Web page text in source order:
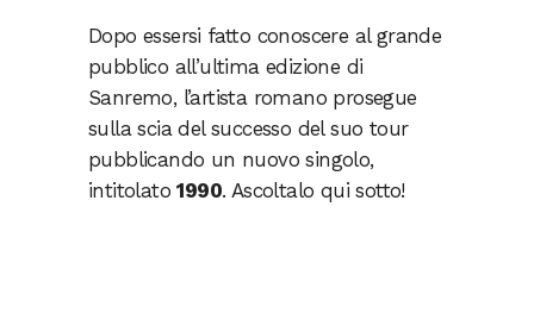
Dopo essersi fatto conoscere al grande
pubblico all’ultima edizione di
Sanremo, l’artista romano prosegue
sulla scia del successo del suo tour
pubblicando un nuovo singolo,
intitolato1990. Ascoltalo qui sotto!